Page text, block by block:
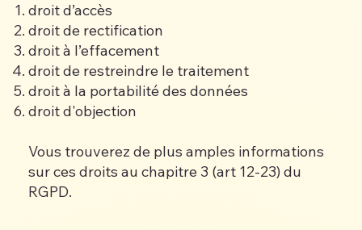
droit d’accès
droit de rectification
droit à l’effacement
droit de restreindre le traitement
droit à la portabilité des données
droit d'objection
Vous trouverez de plus amples informations
sur ces droits au chapitre 3 (art 12-23) du
RGPD.